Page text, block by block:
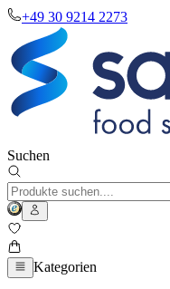
+49 30 9214 2273
Suchen
Kategorien